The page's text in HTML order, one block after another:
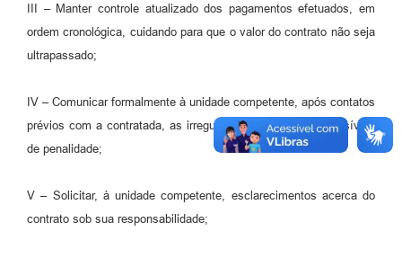
III – Manter controle atualizado dos pagamentos efetuados, em
ordem cronológica, cuidando para que o valor do contrato não seja
ultrapassado;
IV – Comunicar formalmente à unidade competente, após contatos
prévios com a contratada, as irregularidades cometidas passíveis
de penalidade;
V – Solicitar, à unidade competente, esclarecimentos acerca do
contrato sob sua responsabilidade;